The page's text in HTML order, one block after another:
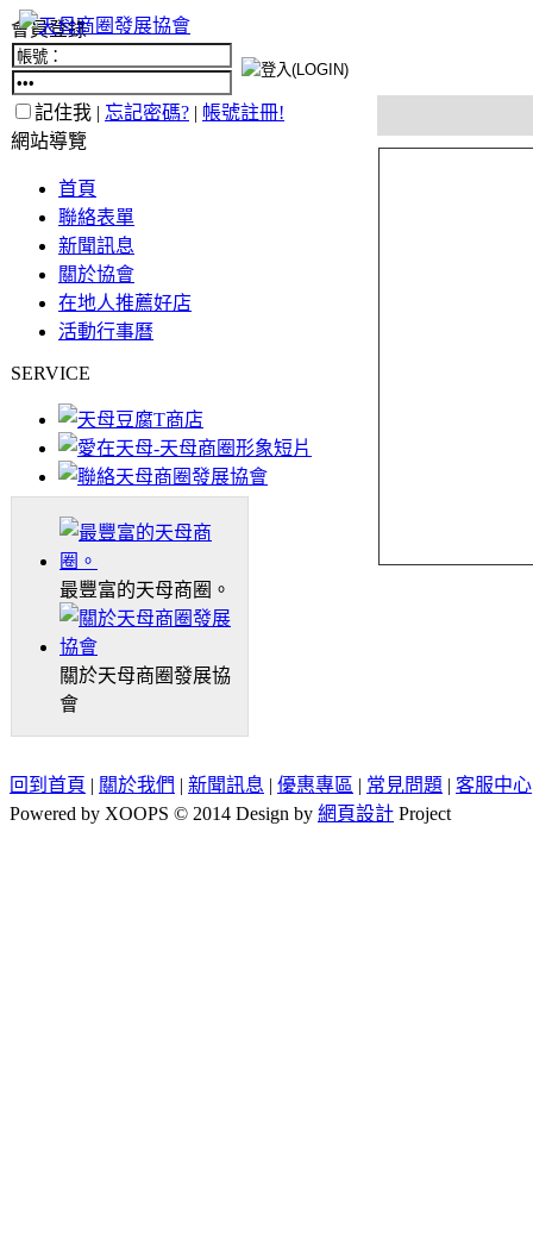
會員登錄
記住我 | 忘記密碼? | 帳號註冊!
網站導覽
首頁
聯絡表單
新聞訊息
關於協會
在地人推薦好店
活動行事曆
SERVICE
最豐富的天母商圈。
關於天母商圈發展協
會
回到首頁 | 關於我們 | 新聞訊息 | 優惠專區 | 常見問題 | 客服中心
Powered by XOOPS © 2014 Design by 網頁設計 Project